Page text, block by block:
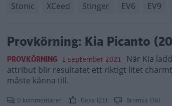
Stonic
XCeed Stinger EV6 EV9
Provkörning: Kia Picanto
PROVKÖRNING 1 september 2021 När Kia
attribut blir resultatet ett riktigt litet
måste känna till.
0 kommentarer Gasa (21) Bromsa (16)